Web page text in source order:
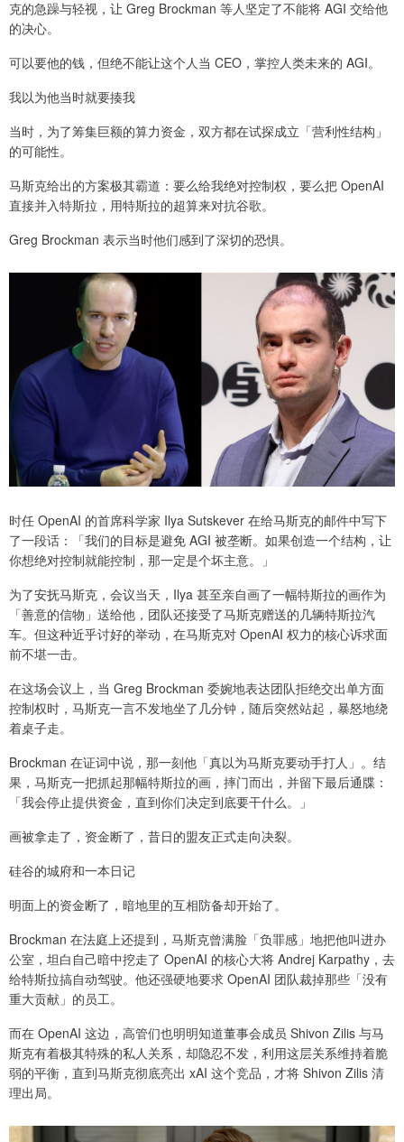
克的急躁与轻视，让 Greg Brockman 等人坚定了不能将 AGI 交给他
的决心。
可以要他的钱，但绝不能让这个人当 CEO，掌控人类未来的 AGI。
我以为他当时就要揍我
当时，为了筹集巨额的算力资金，双方都在试探成立「营利性结构」
的可能性。
马斯克给出的方案极其霸道：要么给我绝对控制权，要么把 OpenAI
直接并入特斯拉，用特斯拉的超算来对抗谷歌。
Greg Brockman 表示当时他们感到了深切的恐惧。
时任 OpenAI 的首席科学家 Ilya Sutskever 在给马斯克的邮件中写下
了一段话：「我们的目标是避免 AGI 被垄断。如果创造一个结构，让
你想绝对控制就能控制，那一定是个坏主意。」
为了安抚马斯克，会议当天，Ilya 甚至亲自画了一幅特斯拉的画作为
「善意的信物」送给他，团队还接受了马斯克赠送的几辆特斯拉汽
车。但这种近乎讨好的举动，在马斯克对 OpenAI 权力的核心诉求面
前不堪一击。
在这场会议上，当 Greg Brockman 委婉地表达团队拒绝交出单方面
控制权时，马斯克一言不发地坐了几分钟，随后突然站起，暴怒地绕
着桌子走。
Brockman 在证词中说，那一刻他「真以为马斯克要动手打人」。结
果，马斯克一把抓起那幅特斯拉的画，摔门而出，并留下最后通牒：
「我会停止提供资金，直到你们决定到底要干什么。」
画被拿走了，资金断了，昔日的盟友正式走向决裂。
硅谷的城府和一本日记
明面上的资金断了，暗地里的互相防备却开始了。
Brockman 在法庭上还提到，马斯克曾满脸「负罪感」地把他叫进办
公室，坦白自己暗中挖走了 OpenAI 的核心大将 Andrej Karpathy，去
给特斯拉搞自动驾驶。他还强硬地要求 OpenAI 团队裁掉那些「没有
重大贡献」的员工。
而在 OpenAI 这边，高管们也明明知道董事会成员 Shivon Zilis 与马
斯克有着极其特殊的私人关系，却隐忍不发，利用这层关系维持着脆
弱的平衡，直到马斯克彻底亮出 xAI 这个竞品，才将 Shivon Zilis 清
理出局。